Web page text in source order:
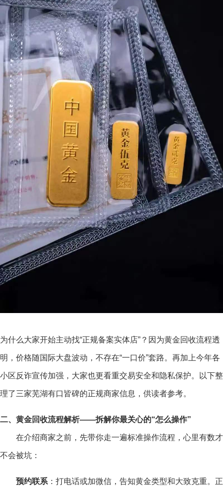
为什么大家开始主动找“正规备案实体店”？因为黄金回收流程透
明，价格随国际大盘波动，不存在“一口价”套路。再加上今年各
小区反诈宣传加强，大家也更看重交易安全和隐私保护。以下整
理了三家芜湖有口皆碑的正规商家信息，供读者参考。
二、黄金回收流程解析——拆解你最关心的“怎么操作”
在介绍商家之前，先带你走一遍标准操作流程，心里有数才
不会被坑：
预约联系 ：打电话或加微信，告知黄金类型和大致克重。正